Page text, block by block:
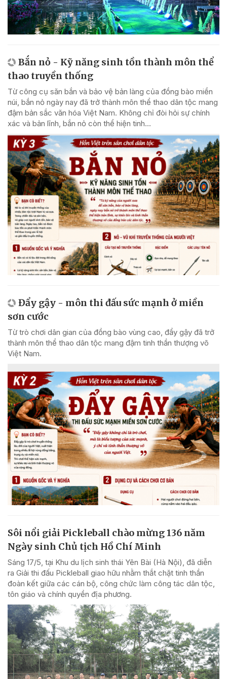
Bắn nỏ - Kỹ năng sinh tồn thành môn thể
thao truyền thống
Từ công cụ săn bắn và bảo vệ bản làng của đồng bào miền
núi, bắn nỏ ngày nay đã trở thành môn thể thao dân tộc mang
đậm bản sắc văn hóa Việt Nam. Không chỉ đòi hỏi sự chính
xác và bản lĩnh, bắn nỏ còn thể hiện tinh...
Đẩy gậy - môn thi đấu sức mạnh ở miền
sơn cước
Từ trò chơi dân gian của đồng bào vùng cao, đẩy gậy đã trở
thành môn thể thao dân tộc mang đậm tinh thần thượng võ
Việt Nam.
Sôi nổi giải Pickleball chào mừng 136 năm
Ngày sinh Chủ tịch Hồ Chí Minh
Sáng 17/5, tại Khu du lịch sinh thái Yên Bài (Hà Nội), đã diễn
ra Giải thi đấu Pickleball giao hữu nhằm thắt chặt tinh thần
đoàn kết giữa các cán bộ, công chức làm công tác dân tộc,
tôn giáo và chính quyền địa phương.